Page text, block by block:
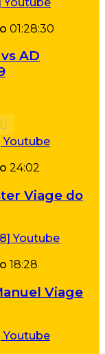
01:28:30
AD
24:02
Viage do
18:28
Viage